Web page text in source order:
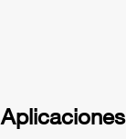
Aplicaciones